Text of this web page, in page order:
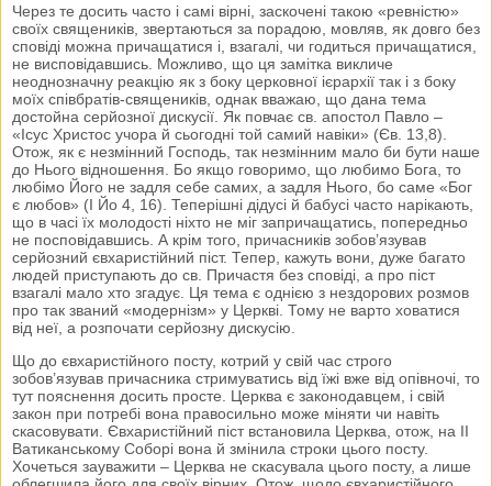
Через те досить часто і самі вірні, заскочені такою «ревністю»
своїх священиків, звертаються за порадою, мовляв, як довго без
сповіді можна причащатися і, взагалі, чи годиться причащатися,
не висповідавшись. Можливо, що ця замітка викличе
неоднозначну реакцію як з боку церковної ієрархії так і з боку
моїх співбратів-священиків, однак вважаю, що дана тема
достойна серйозної дискусії. Як повчає св. апостол Павло –
«Ісус Христос учора й сьогодні той самий навіки» (Єв. 13,8).
Отож, як є незмінний Господь, так незмінним мало би бути наше
до Нього відношення. Бо якщо говоримо, що любимо Бога, то
любімо Його не задля себе самих, а задля Нього, бо саме «Бог
є любов» (І Йо 4, 16). Теперішні дідусі й бабусі часто нарікають,
що в часі їх молодості ніхто не міг запричащатись, попередньо
не посповідавшись. А крім того, причасників зобов’язував
серйозний євхаристійний піст. Тепер, кажуть вони, дуже багато
людей приступають до св. Причастя без сповіді, а про піст
взагалі мало хто згадує. Ця тема є однією з нездорових розмов
про так званий «модернізм» у Церкві. Тому не варто ховатися
від неї, а розпочати серйозну дискусію.
Що до євхаристійного посту, котрий у свій час строго
зобов’язував причасника стримуватись від їжі вже від опівночі, то
тут пояснення досить просте. Церква є законодавцем, і свій
закон при потребі вона правосильно може міняти чи навіть
скасовувати. Євхаристійний піст встановила Церква, отож, на ІІ
Ватиканському Соборі вона й змінила строки цього посту.
Хочеться зауважити – Церква не скасувала цього посту, а лише